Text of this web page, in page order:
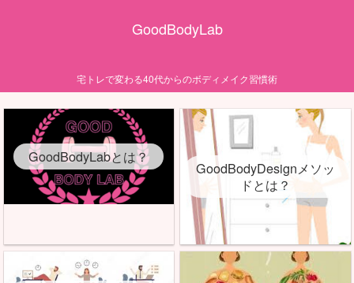
GoodBodyLab
宅トレで変わる40代からのボディメイク習慣術
GoodBodyLabとは？
GoodBodyDesignメソッ
ドとは？